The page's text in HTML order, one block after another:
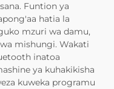
Funtion ya
hatia la
mzuri wa damu,
mishungi. Wakati
inatoa
ya kuhakikisha
kuweka programu